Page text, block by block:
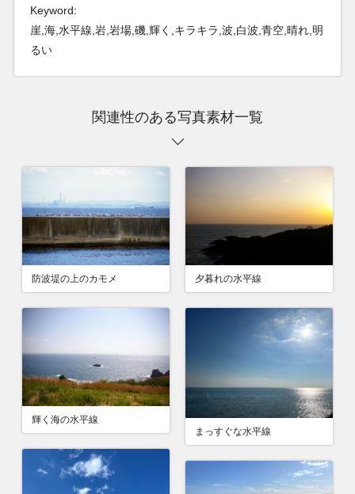
Keyword:
崖,海,水平線,岩,岩場,磯,輝く,キラキラ,波,白波,青空,晴れ,明
るい
関連性のある写真素材一覧
防波堤の上のカモメ 夕暮れの水平線
輝く海の水平線
まっすぐな水平線